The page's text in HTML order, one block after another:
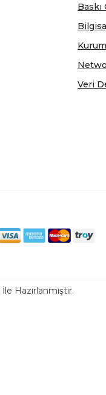
Veri
İle Hazırlanmıştır.